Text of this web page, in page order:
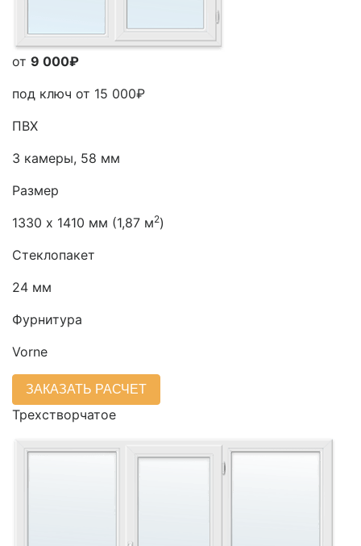
от 9 000₽
под ключ от 15 000₽
ПВХ
3 камеры, 58 мм
Размер
1330 х 1410 мм (1,87 м2)
Стеклопакет
24 мм
Фурнитура
Vorne
ЗАКАЗАТЬ РАСЧЕТ
Трехстворчатое